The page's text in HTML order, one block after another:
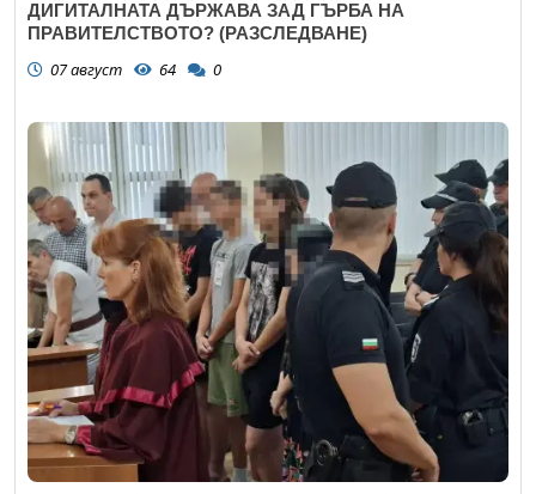
ДИГИТАЛНАТА ДЪРЖАВА ЗАД ГЪРБА НА
ПРАВИТЕЛСТВОТО? (РАЗСЛЕДВАНЕ)
07 август 64 0